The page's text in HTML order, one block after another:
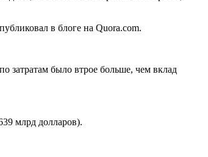
в блоге на Quora.com.
затратам было втрое больше, чем вклад
млрд долларов).